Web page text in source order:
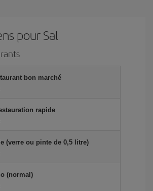
pour Sal
bon marché
rapide
(verre ou pinte de 0,5 litre)
(normal)